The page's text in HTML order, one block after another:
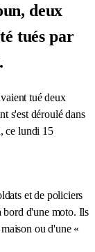
deux
tués par
tué deux
s'est déroulé dans
ce lundi 15
et de policiers
bord d'une moto. Ils
ou d'une «